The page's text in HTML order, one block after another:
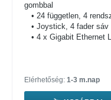
gombbal
• 24 független, 4
• Joystick, 4 fader sáv
• 4 x Gigabit Ethernet
Elérhetőség: 1-3 m.nap